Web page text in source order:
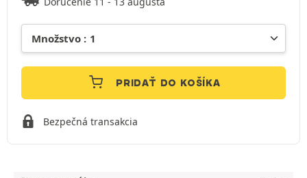
PRIDAŤ DO KOŠÍKA
Bezpečná transakcia